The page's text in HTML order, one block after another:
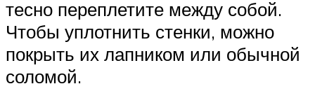
тесно переплетите между собой.
Чтобы уплотнить стенки, можно
покрыть их лапником или обычной
соломой.